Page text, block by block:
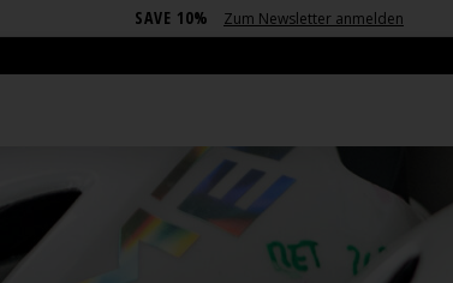
SAVE 10% Zum Newsletter anmelden